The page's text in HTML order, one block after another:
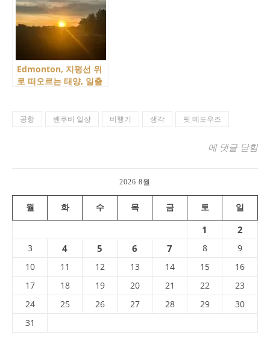
Edmonton, 지평선 위
로 떠오르는 태양, 일출
공항 밴쿠버 일상 비행기 생각 핏 메도우즈
착륙! 파란 하
에 댓글 닫힘
2026 8월
월 화 수 목 금 토 일
1 2
3 4 5 6 7 8
9
10
11 12 13 14 15
16
17
18 19 20 21 22
23
24
25 26 27 28 29
30
31